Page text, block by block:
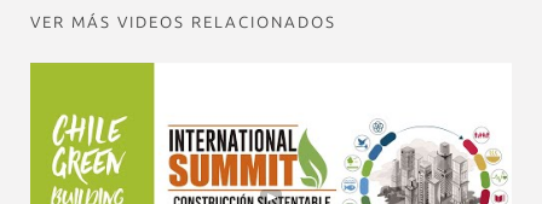
VER MÁS VIDEOS RELACIONADOS